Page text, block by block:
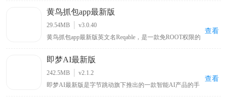
予全面的服务确保。此软件采用先进加速技术，智能选择
最好服务器，优化数据传输方法，降低延迟和遗失，提升
您的游戏体验。无论您是热衷使命召唤战区、王者荣耀国
际服、PUBGM，或是DNFM、刺激战场、吃鸡外服等国
稳定的联络。
黄鸟抓包app最新版
29.54MB
v3.0.40
黄鸟抓包app最新版英文名Reqable，是一款免ROOT权限的
HTTPS、WebSocket各类流量数据，搭载精准流量筛选、
数据包注入调试、跨端协同抓包能力。兼顾新手简易操作
与高阶开发调试需求，适配接口测试、网络排错、数据核
验场景，是开发者与运维人员必备的移动端抓包神器。
查看
即梦AI最新版
242.5MB
v2.1.2
即梦AI最新版是字节跳动旗下推出的一款智能AI产品的手
查看